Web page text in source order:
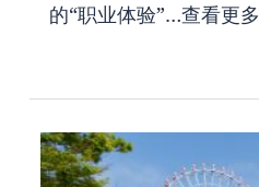
的“职业体验”…查看更多